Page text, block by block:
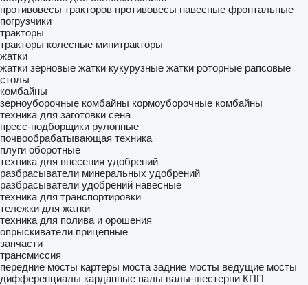
противовесы тракторов противовесы навесные фронтальные
погрузчики
тракторы
тракторы колесные минитракторы
жатки
жатки зерновые жатки кукурузные жатки роторные рапсовые
столы
комбайны
зерноуборочные комбайны кормоуборочные комбайны
техника для заготовки сена
пресс-подборщики рулонные
почвообрабатывающая техника
плуги оборотные
техника для внесения удобрений
разбрасыватели минеральных удобрений
разбрасыватели удобрений навесные
техника для транспортировки
тележки для жатки
техника для полива и орошения
опрыскиватели прицепные
запчасти
трансмиссия
передние мосты картеры моста задние мосты ведущие мосты
дифференциалы карданные валы валы-шестерни КПП